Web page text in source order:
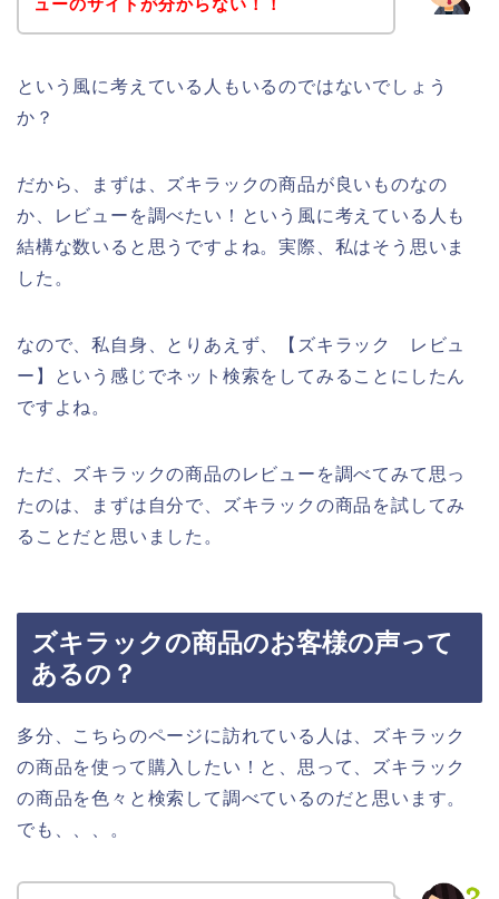
ューのサイトが分からない！！
という風に考えている人もいるのではないでしょう
か？
だから、まずは、ズキラックの商品が良いものなの
か、レビューを調べたい！という風に考えている人も
結構な数いると思うですよね。実際、私はそう思いま
した。
なので、私自身、とりあえず、【ズキラック レビュ
ー】という感じでネット検索をしてみることにしたん
ですよね。
ただ、ズキラックの商品のレビューを調べてみて思っ
たのは、まずは自分で、ズキラックの商品を試してみ
ることだと思いました。
ズキラックの商品のお客様の声って
あるの？
多分、こちらのページに訪れている人は、ズキラック
の商品を使って購入したい！と、思って、ズキラック
の商品を色々と検索して調べているのだと思います。
でも、、、。